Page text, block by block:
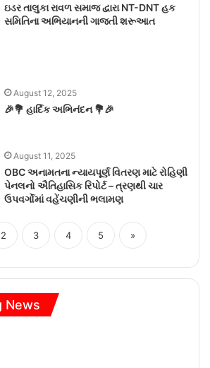
ઇડર તાલુકા રાવળ સમાજ દ્વારા NT-DNT હક
સમિતિના અભિયાનની ગાજતી શરૂઆત
August 12, 2025
🎉💐 હાર્દિક અભિનંદન 💐🎉
August 11, 2025
OBC અનામતના ન્યાયપૂર્ણ વિતરણ માટે રોહિણી
પેનલનો ઐતિહાસિક રિપોર્ટ – ત્રણથી ચાર
ઉપવર્ગોમાં વહેંચણીની ભલામણ
2 3 4 5 »
News